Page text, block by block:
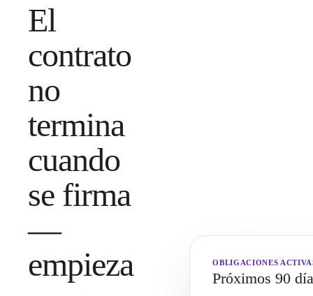
El
contrato
no
termina
cuando
se firma
—
empieza
OBLIGACIONES
Próximos 90